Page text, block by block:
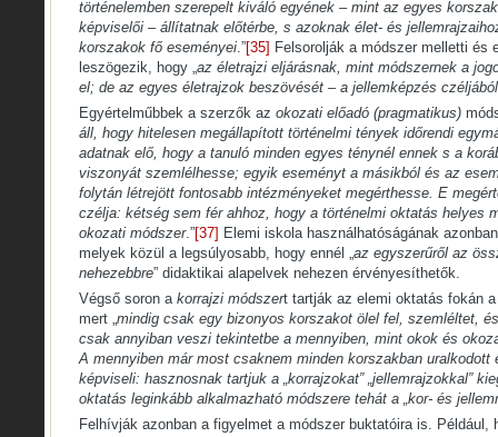
történelemben szerepelt kiváló egyének – mint az egyes
képviselői – állítatnak előtérbe, s azoknak élet- és
korszakok fő eseményei.”[35] Felsorolják a módszer melletti és
leszögezik, hogy „az életrajzi eljárásnak, mint módszernek a
el; de az egyes életrajzok beszövését – a jellemképzés
Egyértelműbbek a szerzők az okozati előadó (pragmatikus)
áll, hogy hitelesen megállapított történelmi tények időrendi
adatnak elő, hogy a tanuló minden egyes ténynél ennek s a
viszonyát szemlélhesse; egyik eseményt a másikból és az
folytán létrejött fontosabb intézményeket megérthesse. E
czélja: kétség sem fér ahhoz, hogy a történelmi oktatás helyes
okozati módszer.”[37] Elemi iskola használhatóságának
melyek közül a legsúlyosabb, hogy ennél „az egyszerűről az
nehezebbre” didaktikai alapelvek nehezen érvényesíthetők.
Végső soron a korrajzi módszert tartják az elemi oktatás fokán
mert „mindig csak egy bizonyos korszakot ölel fel, szemléltet,
csak annyiban veszi tekintetbe a mennyiben, mint okok és
A mennyiben már most csaknem minden korszakban uralkodott
képviseli: hasznosnak tartjuk a „korrajzokat” „jellemrajzokkal”
oktatás leginkább alkalmazható módszere tehát a „kor- és
Felhívják azonban a figyelmet a módszer buktatóira is. Például,